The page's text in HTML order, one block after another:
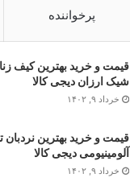
پرخواننده
قیمت و خرید بهترین کیف
شیک ارزان دیجی کالا
خرداد ۹, ۱۴۰۲
قیمت و خرید بهترین نردبان
آلومینیومی دیجی کالا
خرداد ۹, ۱۴۰۲